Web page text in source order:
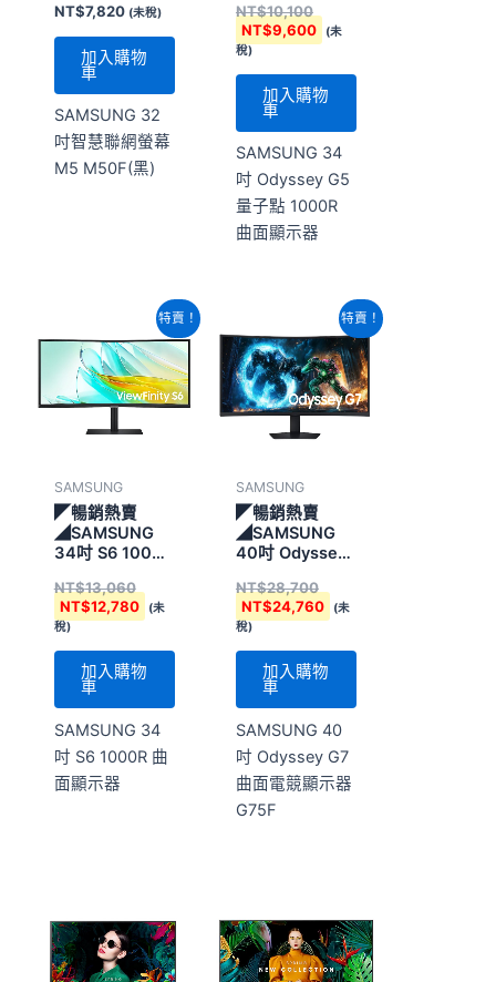
M50F(黑)
NT$7,820 (未稅)
加入購物
車
SAMSUNG 32
吋智慧聯網螢幕
M5 M50F(黑)
1000R 曲面顯
示器
NT$10,100
NT$9,600
(未
稅)
加入購物
車
SAMSUNG 34
吋 Odyssey G5
量子點 1000R
曲面顯示器
特賣！
SAMSUNG
◤暢銷熱賣
◢SAMSUNG
34吋 S6 1000R
NT$13,060
價
格：
NT$13,060。
NT$12,780
目
前
價
格：
NT$12,780。
(未
稅)
加入購物
車
SAMSUNG 34
吋 S6 1000R 曲
面顯示器
特賣！
SAMSUNG
◤暢銷熱賣
◢SAMSUNG
40吋 Odyssey
示器 G75F
NT$28,700
始
價
格：
NT$28,700。
NT$24,760
目
前
價
格：
NT$24,760。
(未
稅)
加入購物
車
SAMSUNG 40
吋 Odyssey G7
曲面電競顯示器
G75F